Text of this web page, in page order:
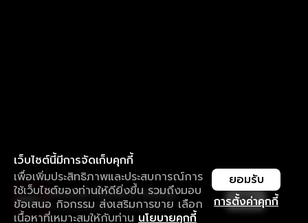
เว็บไซต์นี้มีการจัดเก็บคุกกี้
เพื่อเพิ่มประสิทธิภาพและประสบการณ์การ
ใช้เว็บไซต์ของท่านให้ดียิ่งขึ้น รวมถึงมอบ
ข้อเสนอ กิจกรรม ส่งเสริมการขาย เลือก
เนื้อหาที่เหมาะสมให้กับท่าน นโยบายคุกกี้
การตั้งค่าคุกกี้
ยอมรับ
ใช้งานแอป ลื่นไหลกว่า ไม่มีสะดุด
ดาวน์โหลดแอปเพื่อการรับชมที่ดีกว่า เปิด